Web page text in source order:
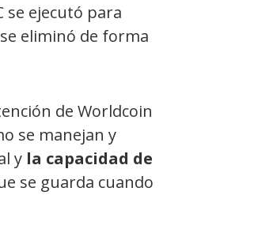
se ejecutó para
eliminó de forma
de Worldcoin
se manejan y
y la capacidad de
se guarda cuando